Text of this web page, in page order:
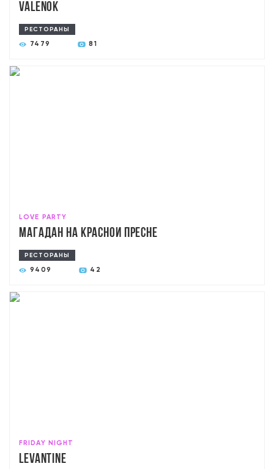
Valenok
РЕСТОРАНЫ
7479 81
LOVE PARTY
Магадан на Красной Пресне
РЕСТОРАНЫ
9409 42
FRIDAY NIGHT
Levantine